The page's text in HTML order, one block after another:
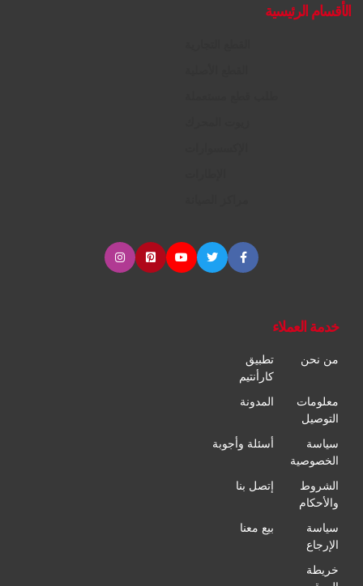
الأقسام الرئيسية
خدمة العملاء
من نحن
تطبيق
كارأنتيم
معلومات
التوصيل
المدونة
سياسة
الخصوصية
أسئلة وأجوبة
الشروط
والأحكام
إتصل بنا
سياسة
الإرجاع
بيع معنا
خريطة